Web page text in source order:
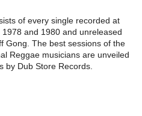
of every single recorded at
and 1980 and unreleased
Gong. The best sessions of the
Reggae musicians are unveiled
by Dub Store Records.